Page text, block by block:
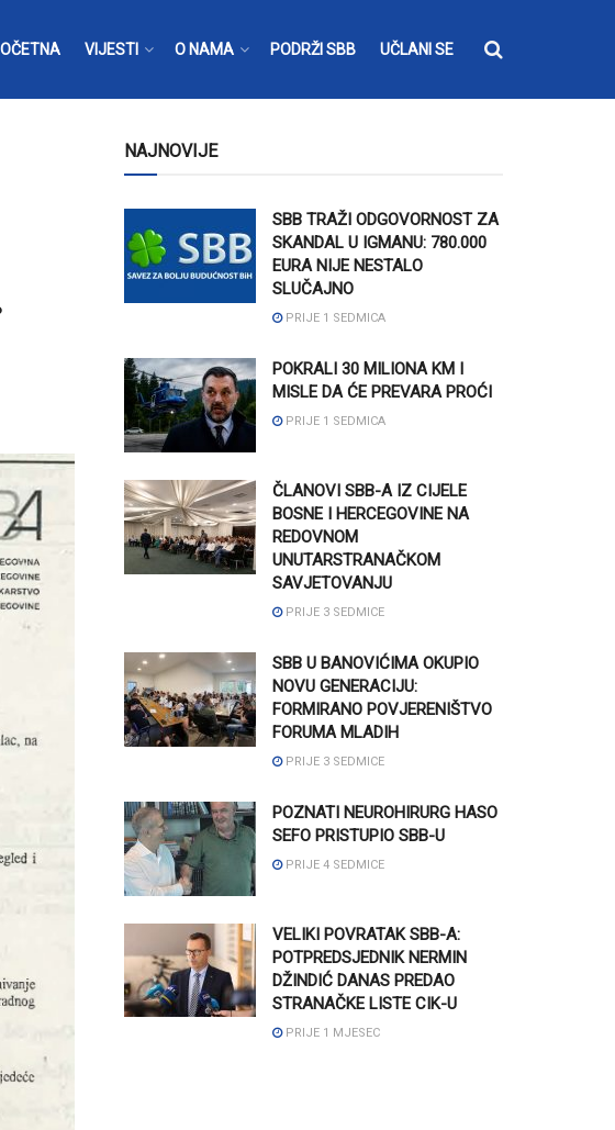
VIJESTI O NAMA PODRŽI SBB UČLANI SE
NAJNOVIJE
SBB TRAŽI ODGOVORNOST ZA
SKANDAL U IGMANU: 780.000
EURA NIJE NESTALO
SLUČAJNO
PRIJE 1 SEDMICA
POKRALI 30 MILIONA KM I
MISLE DA ĆE PREVARA PROĆI
PRIJE 1 SEDMICA
ČLANOVI SBB-A IZ CIJELE
BOSNE I HERCEGOVINE NA
REDOVNOM
UNUTARSTRANAČKOM
SAVJETOVANJU
PRIJE 3 SEDMICE
SBB U BANOVIĆIMA OKUPIO
NOVU GENERACIJU:
FORMIRANO POVJERENIŠTVO
FORUMA MLADIH
PRIJE 3 SEDMICE
POZNATI NEUROHIRURG HASO
SEFO PRISTUPIO SBB-U
PRIJE 4 SEDMICE
VELIKI POVRATAK SBB-A:
POTPREDSJEDNIK NERMIN
DŽINDIĆ DANAS PREDAO
STRANAČKE LISTE CIK-U
PRIJE 1 MJESEC